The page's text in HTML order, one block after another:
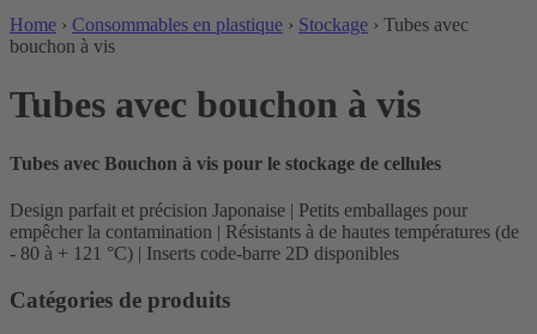
Home › Consommables en plastique › Stockage › Tubes avec
bouchon à vis
Tubes avec bouchon à vis
Tubes avec Bouchon à vis pour le stockage de cellules
Design parfait et précision Japonaise | Petits emballages pour
empêcher la contamination | Résistants à de hautes températures (de
- 80 à + 121 °C) | Inserts code-barre 2D disponibles
Catégories de produits